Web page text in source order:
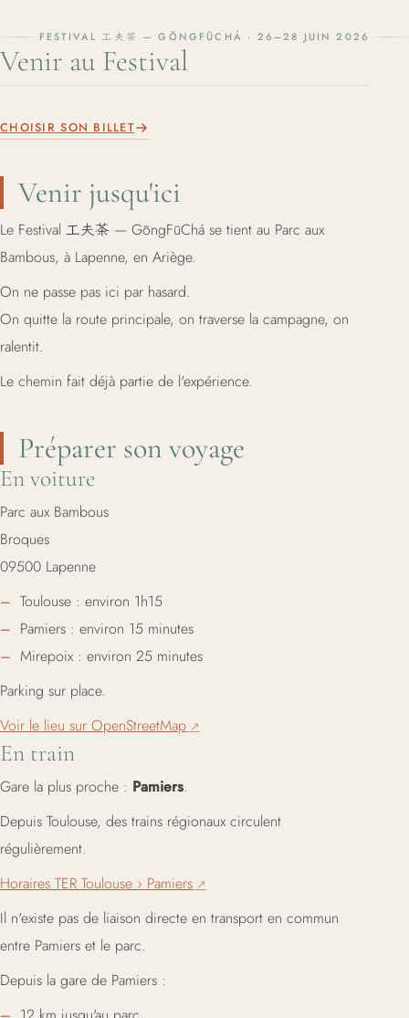
FESTIVAL 工夫茶 — GŌNGFŪCHÁ · 26–28 JUIN 2026
Venir au Festival
CHOISIR SON BILLET
Venir jusqu'ici
Le Festival 工夫茶 — GōngFūChá se tient au Parc aux
Bambous, à Lapenne, en Ariège.
On ne passe pas ici par hasard.
On quitte la route principale, on traverse la campagne, on
ralentit.
Le chemin fait déjà partie de l'expérience.
Préparer son voyage
En voiture
Parc aux Bambous
Broques
09500 Lapenne
Toulouse : environ 1h15
Pamiers : environ 15 minutes
Mirepoix : environ 25 minutes
Parking sur place.
Voir le lieu sur OpenStreetMap
En train
Gare la plus proche : Pamiers.
Depuis Toulouse, des trains régionaux circulent
régulièrement.
Horaires TER Toulouse › Pamiers
Il n'existe pas de liaison directe en transport en commun
entre Pamiers et le parc.
Depuis la gare de Pamiers :